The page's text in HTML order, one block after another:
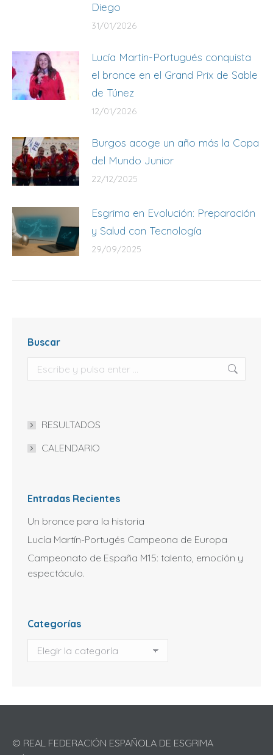
Diego
31/01/2026
Lucía Martín-Portugués conquista
el bronce en el Grand Prix de Sable
de Túnez
12/01/2026
Burgos acoge un año más la Copa
del Mundo Junior
22/12/2025
Esgrima en Evolución: Preparación
y Salud con Tecnología
29/09/2025
Buscar
Buscar:
RESULTADOS
CALENDARIO
Entradas Recientes
Un bronce para la historia
Lucía Martín-Portugés Campeona de Europa
Campeonato de España M15: talento, emoción y
espectáculo.
Categorías
Categorías
© REAL FEDERACIÓN ESPAÑOLA DE ESGRIMA